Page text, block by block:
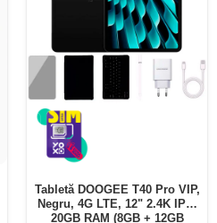
Tabletă DOOGEE T40 Pro VIP,
Negru, 4G LTE, 12" 2.4K IPS,
20GB RAM (8GB + 12GB